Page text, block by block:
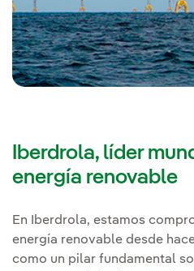
Iberdrola, líder
energía renovable
En Iberdrola, estamos
energía renovable desde
como un pilar fundamental